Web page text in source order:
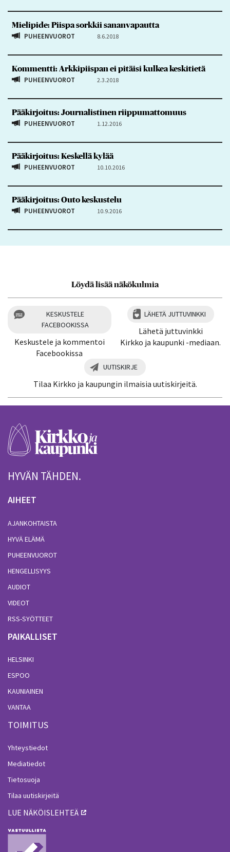
Mielipide: Piispa sorkkii sananvapautta
PUHEENVUOROT 8.6.2018
Kommentti: Arkkipiispan ei pitäisi kulkea keskitietä
PUHEENVUOROT 2.3.2018
Pääkirjoitus: Journalistinen riippumattomuus
PUHEENVUOROT 1.12.2016
Pääkirjoitus: Keskellä kylää
PUHEENVUOROT 10.10.2016
Pääkirjoitus: Outo keskustelu
PUHEENVUOROT 10.9.2016
Löydä lisää näkökulmia
KESKUSTELE
FACEBOOKISSA
Keskustele ja kommentoi
Facebookissa
LÄHETÄ JUTTUVINKKI
Lähetä juttuvinkki
Kirkko ja kaupunki -mediaan.
UUTISKIRJE
Tilaa Kirkko ja kaupungin ilmaisia uutiskirjeitä.
HYVÄN TÄHDEN.
AIHEET
AJANKOHTAISTA
HYVÄ ELÄMÄ
PUHEENVUOROT
HENGELLISYYS
AUDIOT
VIDEOT
RSS-SYÖTTEET
PAIKALLISET
HELSINKI
ESPOO
KAUNIAINEN
VANTAA
TOIMITUS
Yhteystiedot
Mediatiedot
Tietosuoja
Tilaa uutiskirjeitä
LUE NÄKÖISLEHTEÄ